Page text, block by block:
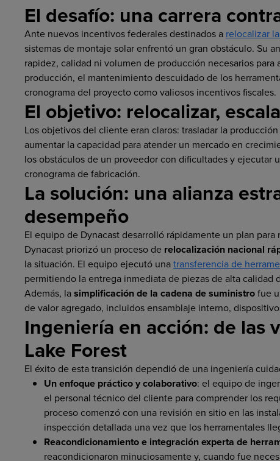
El desafío: una carrera
Ante nuevos incentivos federales destinados a relocalizar
sistemas de montaje solar enfrentó un gran obstáculo. Su
rapidez, calidad ni volumen de producción necesarios
producción, el mantenimiento descuidado de los
cronograma del proyecto como valiosos incentivos fiscales.
El objetivo: relocalizar,
Los objetivos del cliente eran claros: trasladar la
aumentar la capacidad para atender un mercado en
los obstáculos de un proveedor con dificultades y ejecutar
cronograma de fabricación.
La solución: una alianza
desempeño
El equipo de Dynacast desarrolló rápidamente un plan
Dynacast priorizó un proceso de relocalización nacional
la situación. El equipo ejecutó unatransferencia de
permitiendo la entrega inmediata de piezas de alta calidad
Además, lasimplificación de la cadena de suministrofue
de valor agregado, incluidos ensamblaje interno,
Ingeniería en acción: de las
Lake Forest
El éxito de esta transición dependió de una ingeniería
Un enfoque práctico y colaborativo: el equipo de
el personal técnico del cliente para comprender los
proceso comenzó con una revisión en sitio en las
inspección detallada una vez que los herramentales
Reacondicionamiento e integración experta de
reacondicionaron minuciosamente y, cuando fue